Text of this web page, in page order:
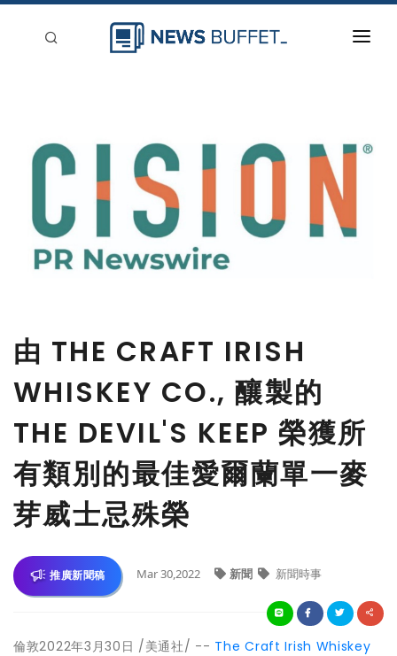
登入
由 THE CRAFT IRISH
WHISKEY CO., 釀製的
THE DEVIL'S KEEP 榮獲所
有類別的最佳愛爾蘭單一麥
芽威士忌殊榮
推廣新聞稿 Mar 30,2022 新聞 新聞時事
倫敦2022年3月30日 /美通社/ -- The Craft Irish Whiskey